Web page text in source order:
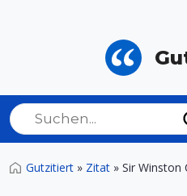
Gutzitiert » Zitat » Sir Winston